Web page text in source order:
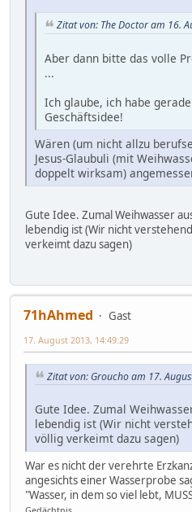
Zitat von: The Doctor am 16.
Aber dann bitte das volle
...
Ich glaube, ich habe
Geschäftsidee!
Wären (um nicht allzu
Jesus-Glaubuli (mit
doppelt wirksam)
Gute Idee. Zumal Weihwasser
lebendig ist (Wir nicht
verkeimt dazu sagen)
71hAhmed
Gast
17. August 2013, 14:49:29
Zitat von: Groucho am 17.
Gute Idee. Zumal
lebendig ist (Wir nicht
völlig verkeimt dazu sagen)
War es nicht der verehrte
angesichts einer Wasserprobe
"Wasser, in dem so viel lebt,